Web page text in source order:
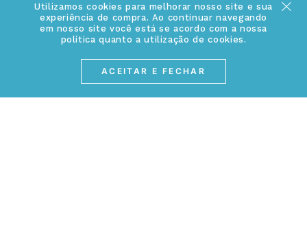
Utilizamos cookies para melhorar nosso site e sua
experiência de compra. Ao continuar navegando
em nosso site você está se acordo com a nossa
política quanto a utilização de cookies.
ACEITAR E FECHAR
Fale Conosco
Conheça a linha MVNDOS
Política de Troca e Devolução
Política de Privacidade
Cancelamento de Compra
ATENDIMENTO
(17) 3234-2299